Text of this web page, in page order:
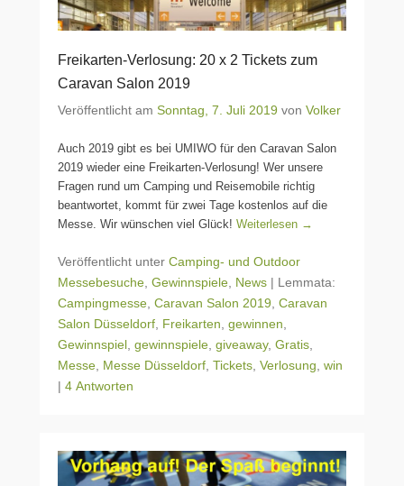
Freikarten-Verlosung: 20 x 2 Tickets zum
Caravan Salon 2019
Veröffentlicht am Sonntag, 7. Juli 2019 von Volker
Auch 2019 gibt es bei UMIWO für den Caravan Salon
2019 wieder eine Freikarten-Verlosung! Wer unsere
Fragen rund um Camping und Reisemobile richtig
beantwortet, kommt für zwei Tage kostenlos auf die
Messe. Wir wünschen viel Glück! Weiterlesen →
Veröffentlicht unter Camping- und Outdoor
Messebesuche Gewinnspiele News | Lemmata:
Campingmesse Caravan Salon 2019 Caravan
Salon Düsseldorf Freikarten gewinnen
Gewinnspiel gewinnspiele giveaway, Gratis
Messe Messe Düsseldorf Tickets Verlosung win
| 4 Antworten